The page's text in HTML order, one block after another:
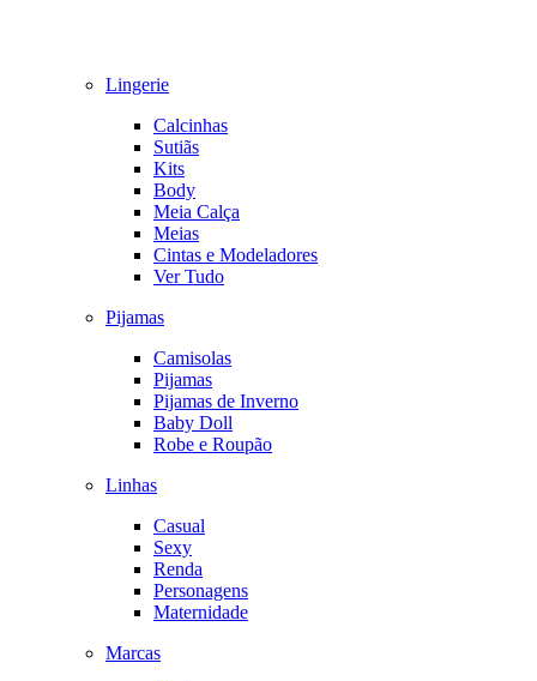
Lingerie
Calcinhas
Sutiãs
Kits
Body
Meia Calça
Meias
Cintas e Modeladores
Ver Tudo
Pijamas
Camisolas
Pijamas
Pijamas de Inverno
Baby Doll
Robe e Roupão
Linhas
Casual
Sexy
Renda
Personagens
Maternidade
Marcas